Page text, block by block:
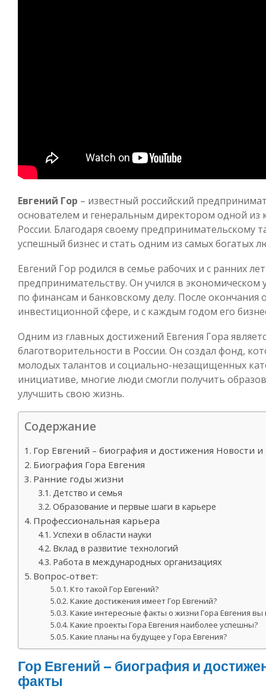
Евгений Гор – известный российский
основателем и генеральным директором одной
России. Благодаря своему предпринимательскому
успешный бизнес и стать одним из самых богатых
Евгений Гор родился в семье рабочих и с ранних
предпринимательству. Он учился в экономическом
по финансам и банковскому делу. После окончания
инвестиционной сфере, и с каждым годом его
Одним из главных достижений Евгения Гора
благотворительности в России. Он создал фонд,
молодых талантов и социально-незащищенных
инициативе, многие люди смогли получить
улучшить свою жизнь.
Содержание
Гор Евгений – биография и достижения Новости
Биография Гора Евгения
Ранние годы жизни
Детство и семья
Образование и первые шаги в карьере
Профессиональная карьера
Успехи в области науки
Вклад в развитие технологий
Работа в международных организациях
Вопрос-ответ:
Кто такой Гор Евгений?
Какие достижения имеет Гор Евгений?
Какие интересные факты о жизни Гора Евгения вы
Какие проекты Гора Евгения наиболее успешны?
Какие планы на будущее у Гора Евгения?
Гор Евгений – биография и
факты